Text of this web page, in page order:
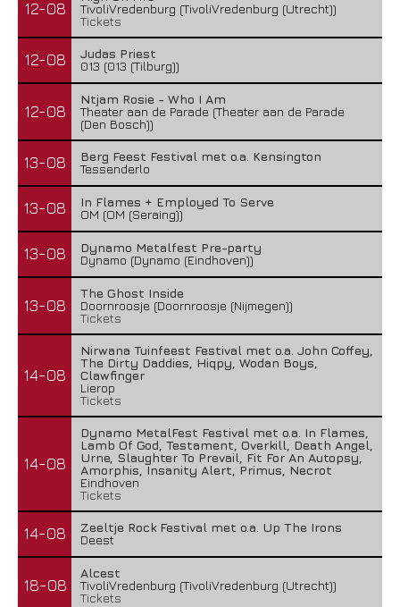
12-08
TivoliVredenburg (TivoliVredenburg (Utrecht))
Tickets
12-08
Judas Priest
013 (013 (Tilburg))
12-08
Ntjam Rosie - Who I Am
Theater aan de Parade (Theater aan de Parade
(Den Bosch))
13-08
Berg Feest Festival met o.a. Kensington
Tessenderlo
13-08
In Flames + Employed To Serve
OM (OM (Seraing))
13-08
Dynamo Metalfest Pre-party
Dynamo (Dynamo (Eindhoven))
13-08
The Ghost Inside
Doornroosje (Doornroosje (Nijmegen))
Tickets
14-08
Nirwana Tuinfeest Festival met o.a. John Coffey,
The Dirty Daddies, Hiqpy, Wodan Boys,
Clawfinger
Lierop
Tickets
14-08
Dynamo MetalFest Festival met o.a. In Flames,
Lamb Of God, Testament, Overkill, Death Angel,
Urne, Slaughter To Prevail, Fit For An Autopsy,
Amorphis, Insanity Alert, Primus, Necrot
Eindhoven
Tickets
14-08
Zeeltje Rock Festival met o.a. Up The Irons
Deest
18-08
Alcest
TivoliVredenburg (TivoliVredenburg (Utrecht))
Tickets